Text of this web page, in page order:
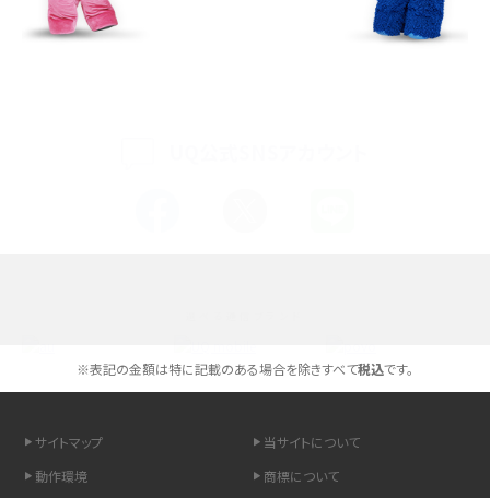
iPhone 16とiPhone 15の違いは？カメラ・スペック・機能を徹底比較
LINEの引き継ぎ方法は？対象データや事前準備・条件・注意点などを解説
※表記の金額は特に記載のある場合を除きすべて税込です。
サイトマップ
当サイトについて
動作環境
商標について